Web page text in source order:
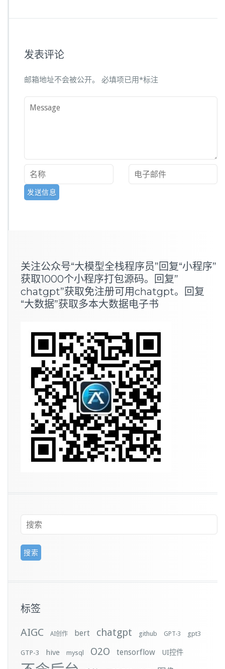
发表评论
邮箱地址不会被公开。 必填项已用*标注
关注公众号“大模型全栈程序员”回复“小程序”
获取1000个小程序打包源码。回复”
chatgpt”获取免注册可用chatgpt。回复
“大数据”获取多本大数据电子书
标签
AIGC
AI创作 bert chatgpt github GPT-3 gpt3
GTP-3 hive mysql O2O tensorflow UI控件